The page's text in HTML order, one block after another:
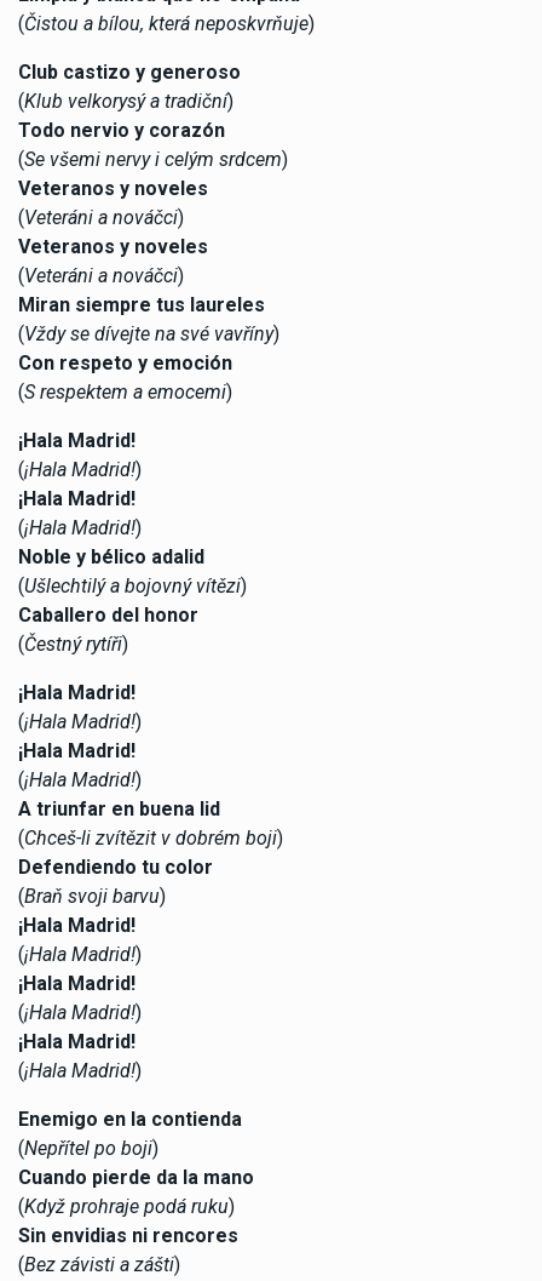
(Čistou a bílou, která neposkvrňuje)
Club castizo y generoso
(Klub velkorysý a tradiční)
Todo nervio y corazón
(Se všemi nervy i celým srdcem)
Veteranos y noveles
(Veteráni a nováčci)
Veteranos y noveles
(Veteráni a nováčci)
Miran siempre tus laureles
(Vždy se dívejte na své vavříny)
Con respeto y emoción
(S respektem a emocemi)
¡Hala Madrid!
(¡Hala Madrid!)
¡Hala Madrid!
(¡Hala Madrid!)
Noble y bélico adalid
(Ušlechtilý a bojovný vítězi)
Caballero del honor
(Čestný rytíři)
¡Hala Madrid!
(¡Hala Madrid!)
¡Hala Madrid!
(¡Hala Madrid!)
A triunfar en buena lid
(Chceš-li zvítězit v dobrém boji)
Defendiendo tu color
(Braň svoji barvu)
¡Hala Madrid!
(¡Hala Madrid!)
¡Hala Madrid!
(¡Hala Madrid!)
¡Hala Madrid!
(¡Hala Madrid!)
Enemigo en la contienda
(Nepřítel po boji)
Cuando pierde da la mano
(Když prohraje podá ruku)
Sin envidias ni rencores
(Bez závisti a zášti)